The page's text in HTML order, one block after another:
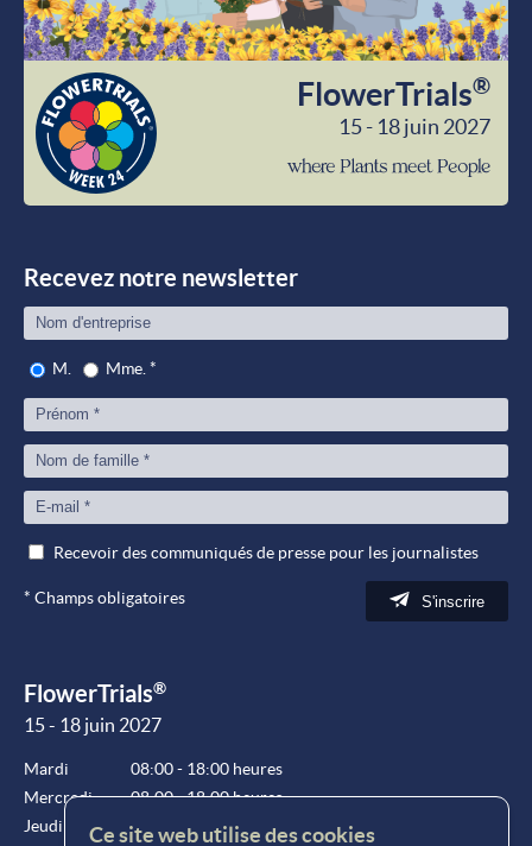
FlowerTrials®
15 - 18 juin 2027
Recevez notre newsletter
M. Mme. *
Recevoir des communiqués de presse pour les journalistes
* Champs obligatoires S'inscrire
FlowerTrials®
15 - 18 juin 2027
Mardi
08:00 - 18:00 heures
Mercredi
08:00 - 18:00 heures
Jeudi
08:00 - 18:00 heures
Ce site web utilise des cookies